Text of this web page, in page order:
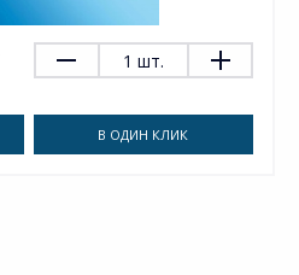
1 шт.
В ОДИН КЛИК